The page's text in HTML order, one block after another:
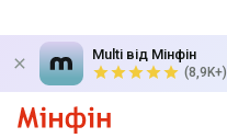
Multi від Мінфін
(8,9K+)